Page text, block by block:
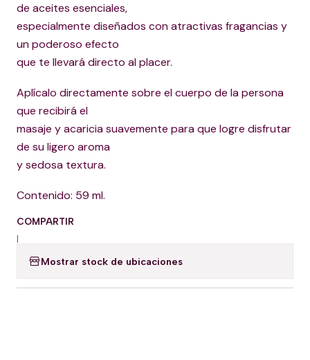
de aceites esenciales,
especialmente diseñados con atractivas fragancias y
un poderoso efecto
que te llevará directo al placer.
Aplícalo directamente sobre el cuerpo de la persona
que recibirá el
masaje y acaricia suavemente para que logre disfrutar
de su ligero aroma
y sedosa textura.
Contenido: 59 ml.
COMPARTIR
|
Mostrar stock de ubicaciones